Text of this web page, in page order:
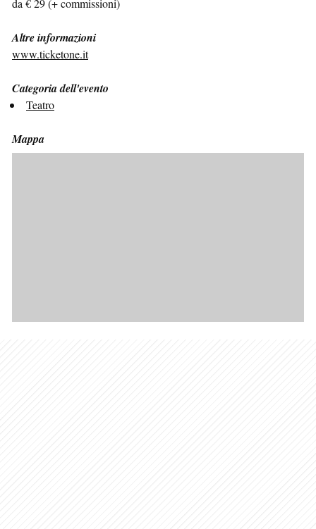
da € 29 (+ commissioni)
Altre informazioni
www.ticketone.it
Categoria dell'evento
Teatro
Mappa